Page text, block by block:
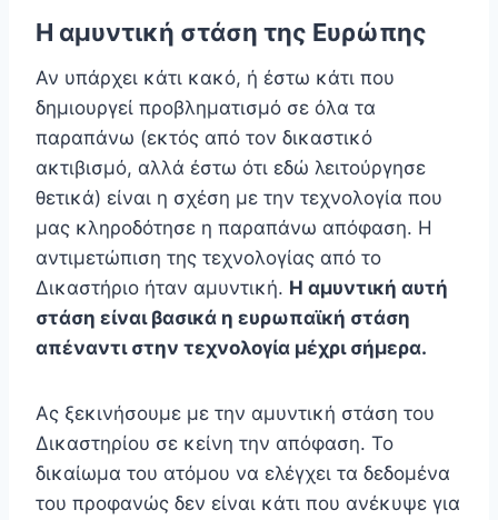
Η αμυντική στάση της Ευρώπης
Αν υπάρχει κάτι κακό, ή έστω κάτι που
δημιουργεί προβληματισμό σε όλα τα
παραπάνω (εκτός από τον δικαστικό
ακτιβισμό, αλλά έστω ότι εδώ λειτούργησε
θετικά) είναι η σχέση με την τεχνολογία που
μας κληροδότησε η παραπάνω απόφαση. Η
αντιμετώπιση της τεχνολογίας από το
Δικαστήριο ήταν αμυντική. Η αμυντική αυτή
στάση είναι βασικά η ευρωπαϊκή στάση
απέναντι στην τεχνολογία μέχρι σήμερα.
Ας ξεκινήσουμε με την αμυντική στάση του
Δικαστηρίου σε κείνη την απόφαση. Το
δικαίωμα του ατόμου να ελέγχει τα δεδομένα
του προφανώς δεν είναι κάτι που ανέκυψε για